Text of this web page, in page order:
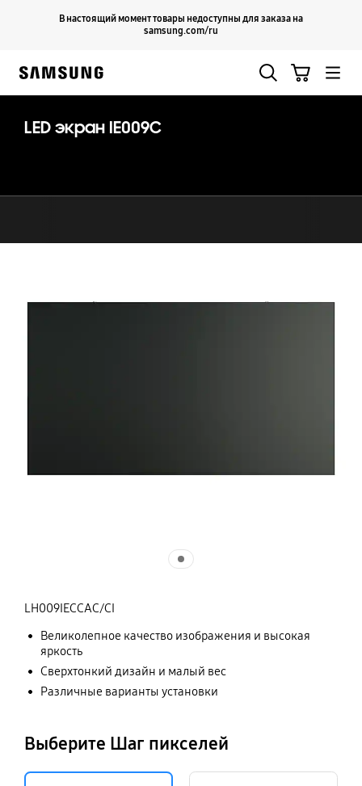
В настоящий момент товары недоступны для заказа на
samsung.com/ru
Продолжить
LED экран IE009C
LH009IECCAC/CI
Великолепное качество изображения и высокая
яркость
Сверхтонкий дизайн и малый вес
Различные варианты установки
Выберите Шаг пикселей